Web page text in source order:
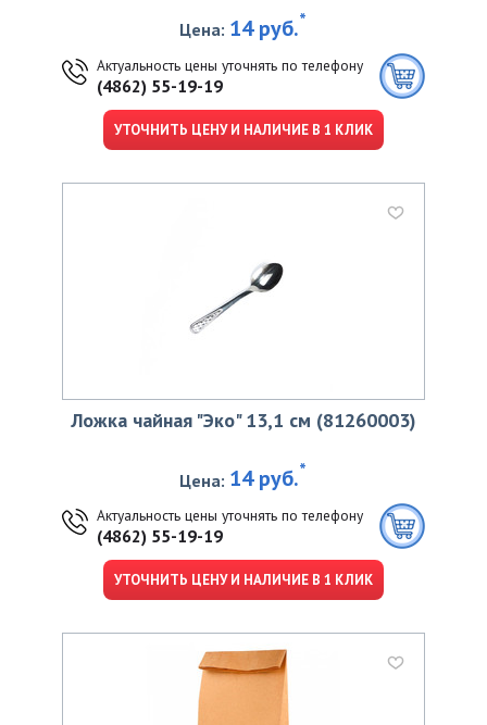
Цена: 14 руб.*
Актуальность цены уточнять по телефону
(4862) 55-19-19
УТОЧНИТЬ ЦЕНУ И НАЛИЧИЕ В 1 КЛИК
Ложка чайная "Эко" 13,1 см (81260003)
Цена: 14 руб.*
Актуальность цены уточнять по телефону
(4862) 55-19-19
УТОЧНИТЬ ЦЕНУ И НАЛИЧИЕ В 1 КЛИК